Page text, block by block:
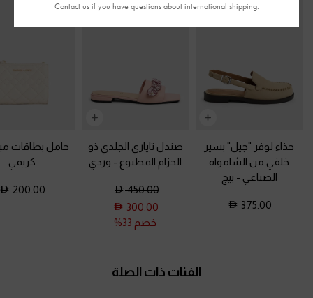
حذاء لوفر "جيل" بسير
خلفي من الشامواه
الصناعي - بيج
375.00
صندل تاياري الجلدي ذو
الحزام المطبوع - وردي
450.00
300.00
خصم 33%
حامل بطاقات
كريمي
200.00
الفئات ذات الصلة
Contact usif you have questions about international shipping.